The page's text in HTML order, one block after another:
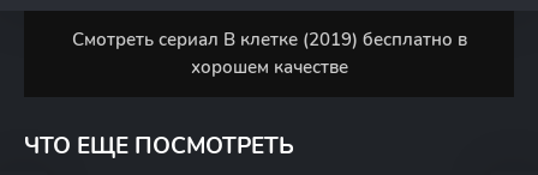
Смотреть сериал В клетке (2019) бесплатно в
хорошем качестве
ЧТО ЕЩЕ ПОСМОТРЕТЬ